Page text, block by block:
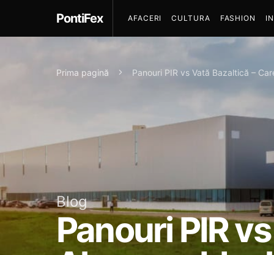
PontiFex AFACERI CULTURA FASHION
Prima pagină Panouri PIR vs Vată Bazaltică –
Blog
Panouri PIR